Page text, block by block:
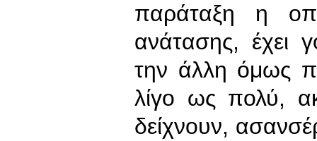
παράταξη η
ανάτασης, έχει
την άλλη όμως
λίγο ως πολύ,
δείχνουν,